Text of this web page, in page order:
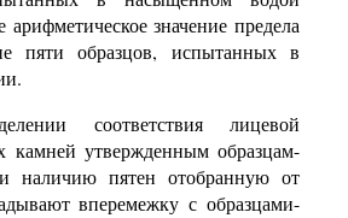
арифметическое значение предела
пяти образцов, испытанных в
соответствия лицевой
камней утвержденным образцам-
наличию пятен отобранную от
вперемежку с образцами-